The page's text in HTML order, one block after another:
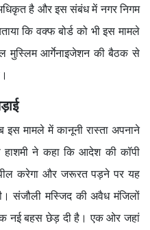
है और इस संबंध में नगर निगम
कि वक्फ बोर्ड को भी इस मामले
मुस्लिम आर्गेनाइजेशन की बैठक से
मामले में कानूनी रास्ता अपनाने
ने कहा कि आदेश की कॉपी
करेगा और जरूरत पड़ने पर यह
संजौली मस्जिद की अवैध मंजिलों
नई बहस छेड़ दी है। एक ओर जहां